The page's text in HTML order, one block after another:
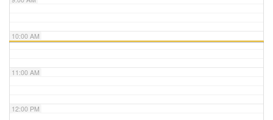
10:00 AM
11:00 AM
12:00 PM